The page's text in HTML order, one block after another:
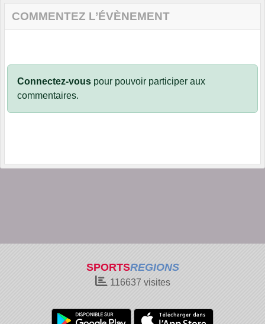
COMMENTEZ L’ÉVÈNEMENT
Connectez-vous pour pouvoir participer aux
commentaires.
SPORTSREGIONS
116637 visites